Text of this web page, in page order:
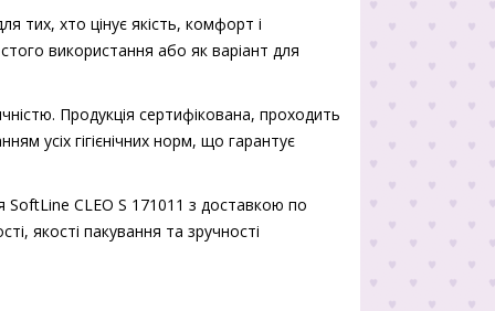
тих, хто цінує якість, комфорт і
використання або як варіант для
Продукція сертифікована, проходить
усіх гігієнічних норм, що гарантує
CLEO S 171011 з доставкою по
якості пакування та зручності